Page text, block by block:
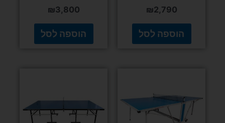
₪2,790
הוספה לסל
₪3,800
הוספה לסל